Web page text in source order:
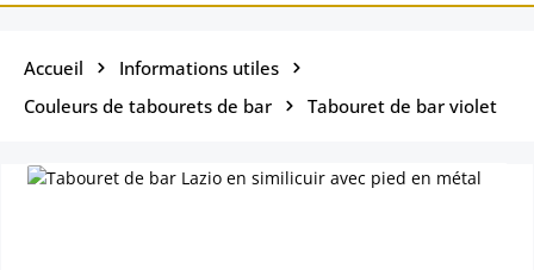
Accueil
Informations utiles
Couleurs de tabourets de bar
Tabouret de bar violet